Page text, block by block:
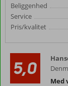
Beliggenhed
Service
Pris/kvalitet
5,0
Med